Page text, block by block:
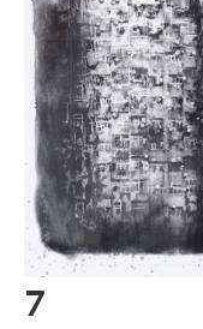
7